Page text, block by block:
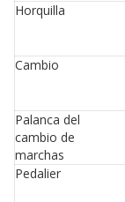
Horquilla
Cambio
Palanca del
cambio de
marchas
Pedalier